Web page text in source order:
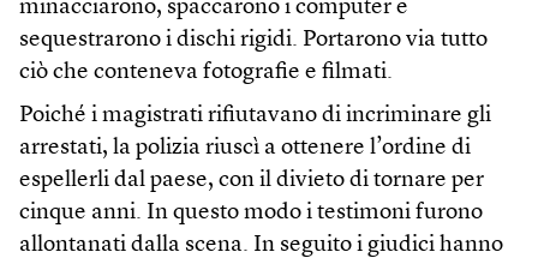
minacciarono, spaccarono i computer e
sequestrarono i dischi rigidi. Portarono via tutto
ciò che conteneva fotografie e filmati.
Poiché i magistrati rifiutavano di incriminare gli
arrestati, la polizia riuscì a ottenere l’ordine di
espellerli dal paese, con il divieto di tornare per
cinque anni. In questo modo i testimoni furono
allontanati dalla scena. In seguito i giudici hanno